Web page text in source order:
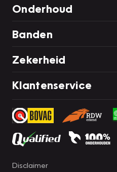
Onderhoud
Banden
Zekerheid
Klantenservice
Disclaimer